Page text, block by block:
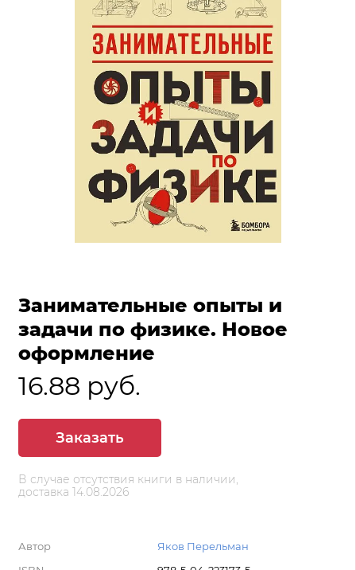
Занимательные опыты и
задачи по физике. Новое
оформление
16.88 руб.
Заказать
В случае отсутствия книги в наличии,
доставка 14.08.2026
Автор
Яков Перельман